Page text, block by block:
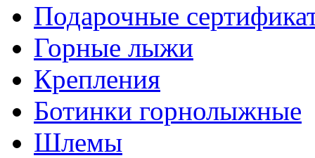
Подарочные
Горные лыжи
Крепления
Ботинки горнолыжные
Шлемы